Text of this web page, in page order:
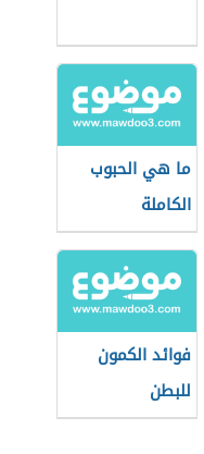
ما هي الحبوب
الكاملة
فوائد الكمون
للبطن